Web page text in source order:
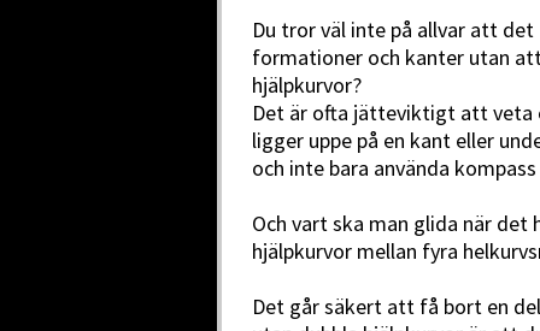
Du tror väl inte på allvar att
formationer och kanter utan
hjälpkurvor?
Det är ofta jätteviktigt att veta
ligger uppe på en kant eller
och inte bara använda
Och vart ska man glida när det
hjälpkurvor mellan fyra
Det går säkert att få bort en